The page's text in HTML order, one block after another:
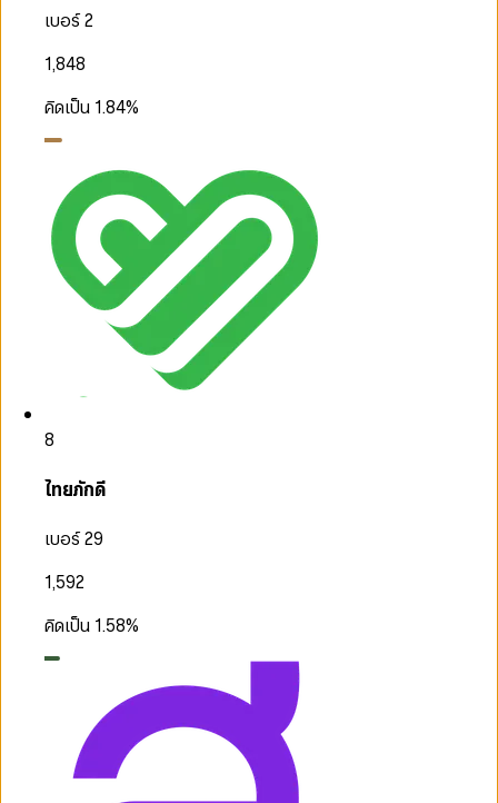
เบอร์ 2
1,848
คิดเป็น 1.84%
8
ไทยภักดี
เบอร์ 29
1,592
คิดเป็น 1.58%